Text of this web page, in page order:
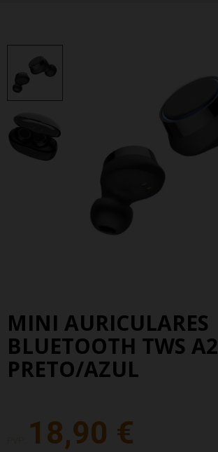
MINI AURICULARES
BLUETOOTH TWS A2
PRETO/AZUL
18,90 €